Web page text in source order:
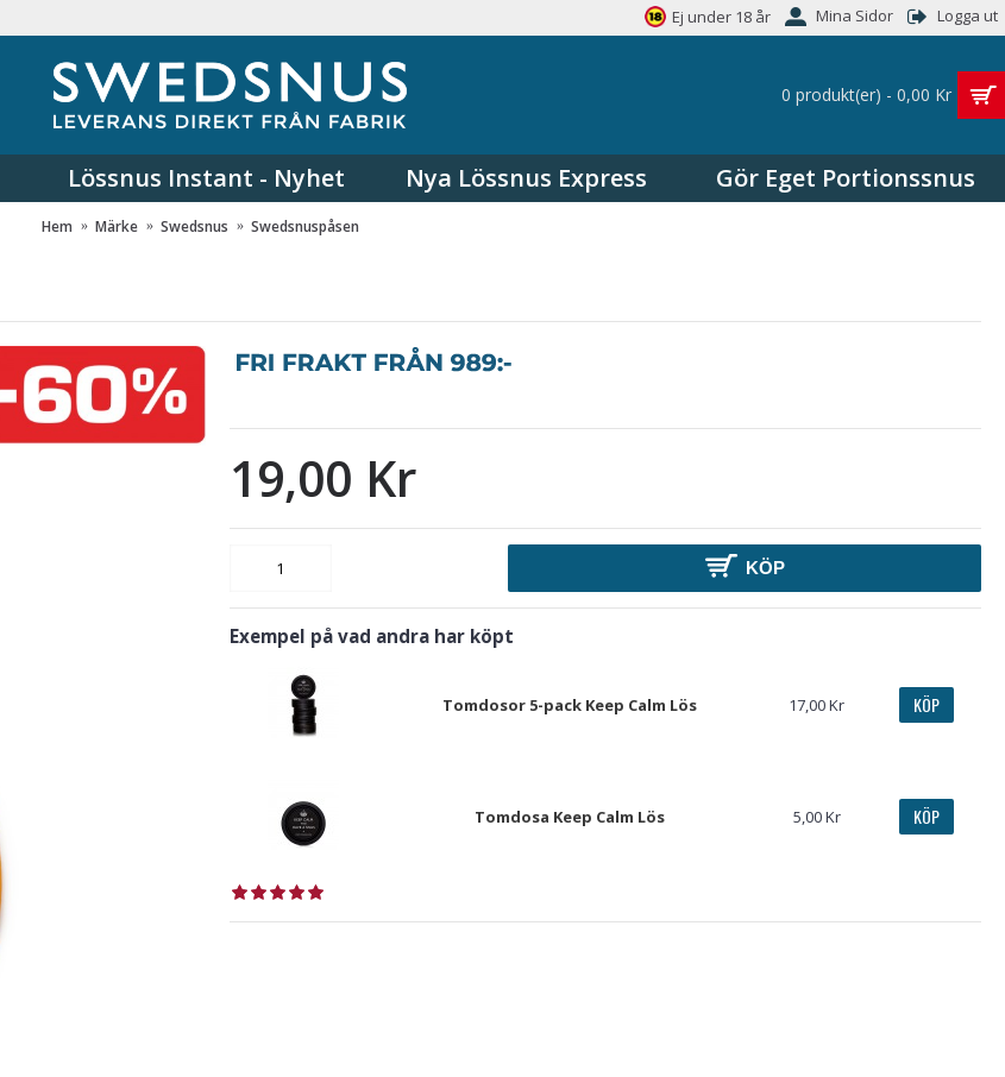
Ej under 18 år Mina Sidor Logga ut
0 produkt(er) - 0,00 Kr
Lössnus Instant - Nyhet Nya Lössnus Express Gör Eget Portionssnus
Hem Märke Swedsnus Swedsnuspåsen
19,00 Kr
KÖP
Exempel på vad andra har köpt
Tomdosor 5-pack Keep Calm Lös 17,00 Kr KÖP
Tomdosa Keep Calm Lös 5,00 Kr KÖP